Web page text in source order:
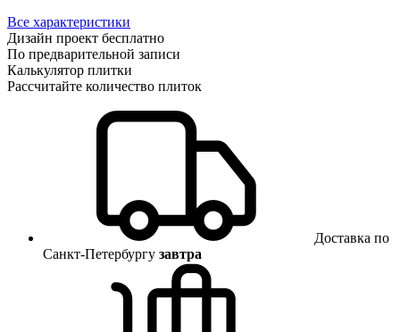
Все характеристики
Дизайн проект бесплатно
По предварительной записи
Калькулятор плитки
Рассчитайте количество плиток
Доставка по
Санкт-Петербургу завтра